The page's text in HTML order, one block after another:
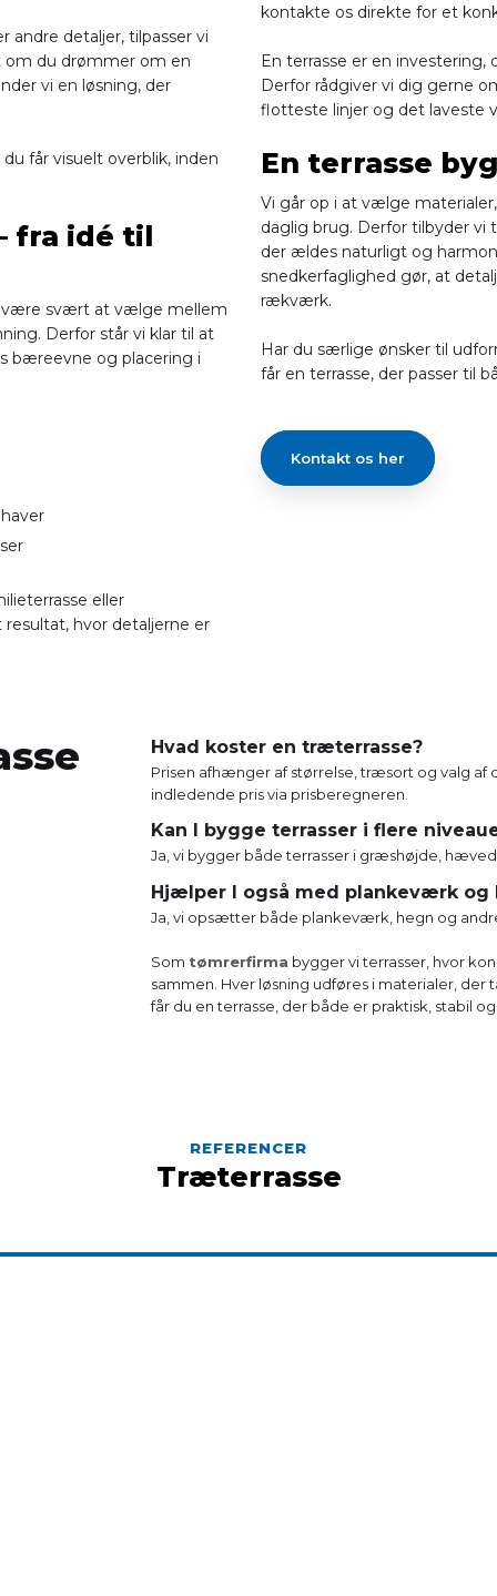
detaljer, tilpasser vi
om du drømmer om en
vi en løsning, der
får visuelt overblik, inden
fra idé til
være svært at vælge mellem
Derfor står vi klar til at
bæreevne og placering i
eller
hvor detaljerne er
kontakte os direkte for et
En terrasse er en
Derfor rådgiver vi dig gerne
flotteste linjer og det laveste
En terrasse
Vi går op i at vælge
daglig brug. Derfor tilbyder
der ældes naturligt og
snedkerfaglighed gør, at
rækværk.
Har du særlige ønsker til
får en terrasse, der passer til
Kontakt os her
Hvad koster en træterrasse?
Prisen afhænger af størrelse, træsort og valg
indledende pris via prisberegneren.
Kan I bygge terrasser i flere
Ja, vi bygger både terrasser i græshøjde,
Hjælper I også med plankeværk og
​Ja, vi opsætter både plankeværk, hegn og
Som tømrerfirma bygger vi terrasser, hvor
sammen. Hver løsning udføres i materialer,
får du en terrasse, der både er praktisk, stabil
REFERENCER​
Træterrasse